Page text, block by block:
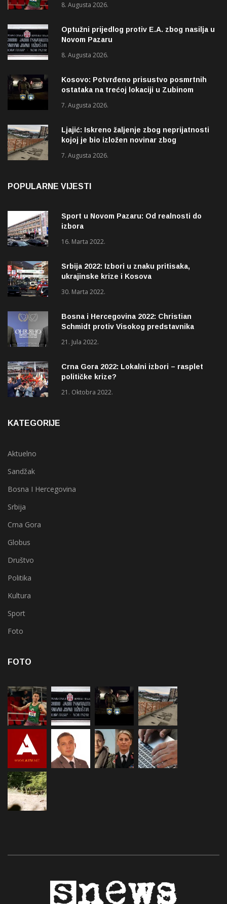
8. Augusta 2026.
Optužni prijedlog protiv E.A. zbog nasilja u
Novom Pazaru
8. Augusta 2026.
Kosovo: Potvrđeno prisustvo posmrtnih
ostataka na trećoj lokaciji u Zubinom
7. Augusta 2026.
Ljajić: Iskreno žaljenje zbog neprijatnosti
kojoj je bio izložen novinar zbog
7. Augusta 2026.
POPULARNE VIJESTI
Sport u Novom Pazaru: Od realnosti do
izbora
16. Marta 2022.
Srbija 2022: Izbori u znaku pritisaka,
ukrajinske krize i Kosova
30. Marta 2022.
Bosna i Hercegovina 2022: Christian
Schmidt protiv Visokog predstavnika
21. Jula 2022.
Crna Gora 2022: Lokalni izbori – rasplet
političke krize?
21. Oktobra 2022.
KATEGORIJE
Aktuelno
Sandžak
Bosna I Hercegovina
Srbija
Crna Gora
Globus
Društvo
Politika
Kultura
Sport
Foto
FOTO